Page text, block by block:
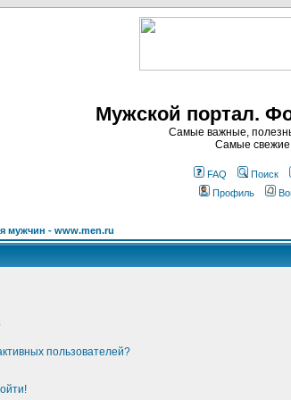
Мужской портал.
Самые важные,
Самые свежие
FAQ Поиск
Профиль
мужчин - www.men.ru
пользователей?